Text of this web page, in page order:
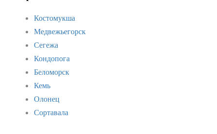
Костомукша
Медвежьегорск
Сегежа
Кондопога
Беломорск
Кемь
Олонец
Сортавала